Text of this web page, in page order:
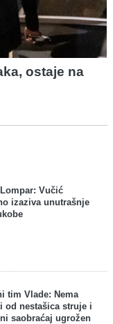
ostaje na
Vučić
izaziva unutrašnje
tim Vlade: Nema
od nestašica struje i
saobraćaj ugrožen